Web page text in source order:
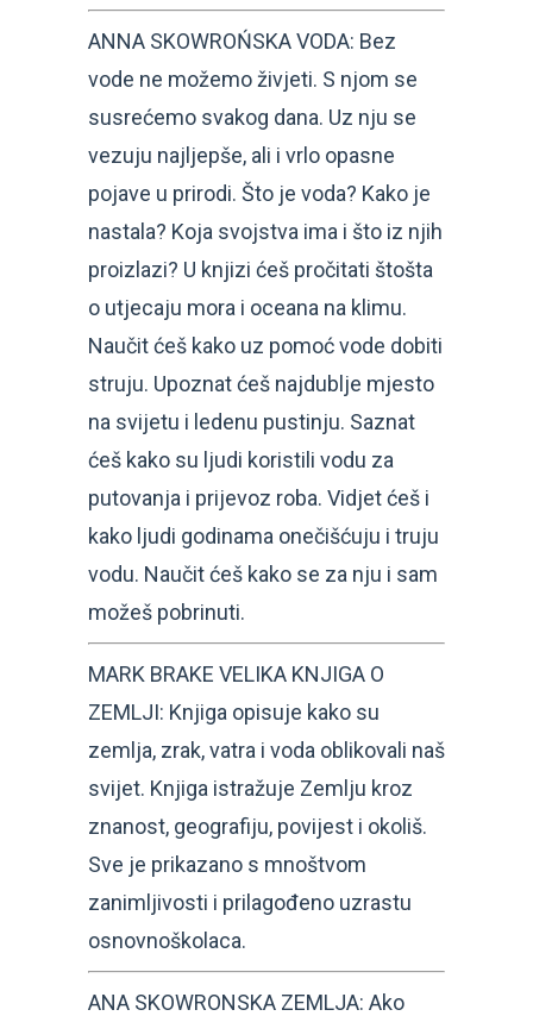
ANNA SKOWROŃSKA VODA: Bez
vode ne možemo živjeti. S njom se
susrećemo svakog dana. Uz nju se
vezuju najljepše, ali i vrlo opasne
pojave u prirodi. Što je voda? Kako je
nastala? Koja svojstva ima i što iz njih
proizlazi? U knjizi ćeš pročitati štošta
o utjecaju mora i oceana na klimu.
Naučit ćeš kako uz pomoć vode dobiti
struju. Upoznat ćeš najdublje mjesto
na svijetu i ledenu pustinju. Saznat
ćeš kako su ljudi koristili vodu za
putovanja i prijevoz roba. Vidjet ćeš i
kako ljudi godinama onečišćuju i truju
vodu. Naučit ćeš kako se za nju i sam
možeš pobrinuti.
MARK BRAKE VELIKA KNJIGA O
ZEMLJI: Knjiga opisuje kako su
zemlja, zrak, vatra i voda oblikovali naš
svijet. Knjiga istražuje Zemlju kroz
znanost, geografiju, povijest i okoliš.
Sve je prikazano s mnoštvom
zanimljivosti i prilagođeno uzrastu
osnovnoškolaca.
ANA SKOWRONSKA ZEMLJA: Ako